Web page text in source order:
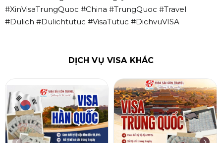
#XinVisaTrungQuoc #China #TrungQuoc #Travel
#Dulich #Dulichtutuc #VisaTutuc #DichvuVISA
DỊCH VỤ VISA KHÁC